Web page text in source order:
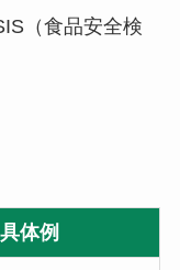
（食品安全検
具体例